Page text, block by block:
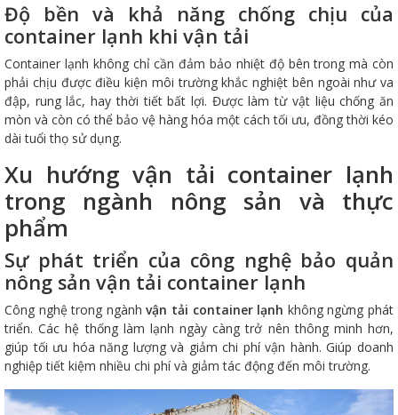
Độ bền và khả năng chống chịu của
container lạnh khi vận tải
Container lạnh không chỉ cần đảm bảo nhiệt độ bên trong mà còn
phải chịu được điều kiện môi trường khắc nghiệt bên ngoài như va
đập, rung lắc, hay thời tiết bất lợi. Được làm từ vật liệu chống ăn
mòn và còn có thể bảo vệ hàng hóa một cách tối ưu, đồng thời kéo
dài tuổi thọ sử dụng.
Xu hướng vận tải container lạnh
trong ngành nông sản và thực
phẩm
Sự phát triển của công nghệ bảo quản
nông sản vận tải container lạnh
Công nghệ trong ngành vận tải container lạnh không ngừng phát
triển. Các hệ thống làm lạnh ngày càng trở nên thông minh hơn,
giúp tối ưu hóa năng lượng và giảm chi phí vận hành. Giúp doanh
nghiệp tiết kiệm nhiều chi phí và giảm tác động đến môi trường.